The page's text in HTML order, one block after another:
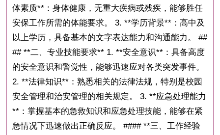
体素质**：身体健康，无重大疾病或残疾，能够胜任
安保工作所需的体能要求。 3. **学历背景**：高中及
以上学历，具备基本的文字表达能力和沟通能力。 ##
## **二、专业技能要求** 1. **安全意识**：具备高度
的安全意识和警觉性，能够迅速应对各类突发事件。
2. **法律知识**：熟悉相关的法律法规，特别是校园
安全管理和治安管理的相关规定。 3. **应急处理能力
**：掌握基本的急救知识和应急处理技能，能够在紧
急情况下迅速做出正确反应。 #### **三、工作经验